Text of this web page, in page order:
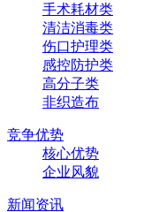
手术耗材类
清洁消毒类
伤口护理类
感控防护类
高分子类
非织造布
竞争优势
核心优势
企业风貌
新闻资讯